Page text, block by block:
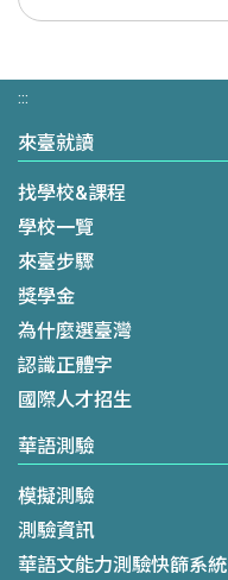
:::
來臺就讀
找學校&課程
學校一覽
來臺步驟
獎學金
為什麼選臺灣
認識正體字
國際人才招生
華語測驗
模擬測驗
測驗資訊
華語文能力測驗快篩系統